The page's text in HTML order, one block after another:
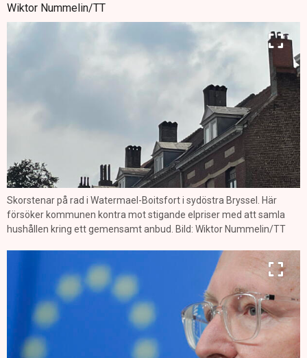
Wiktor Nummelin/TT
Skorstenar på rad i Watermael-Boitsfort i sydöstra Bryssel. Här
försöker kommunen kontra mot stigande elpriser med att samla
hushållen kring ett gemensamt anbud. Bild: Wiktor Nummelin/TT